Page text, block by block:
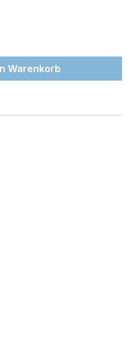
Wert
Warenkorb